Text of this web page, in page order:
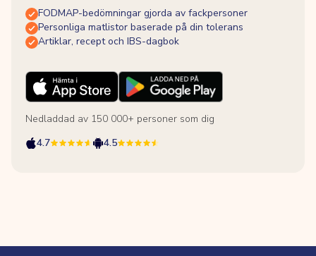
FODMAP-bedömningar gjorda av fackpersoner
Personliga matlistor baserade på din tolerans
Artiklar, recept och IBS-dagbok
Nedladdad av 150 000+ personer som dig
4.7
4.5